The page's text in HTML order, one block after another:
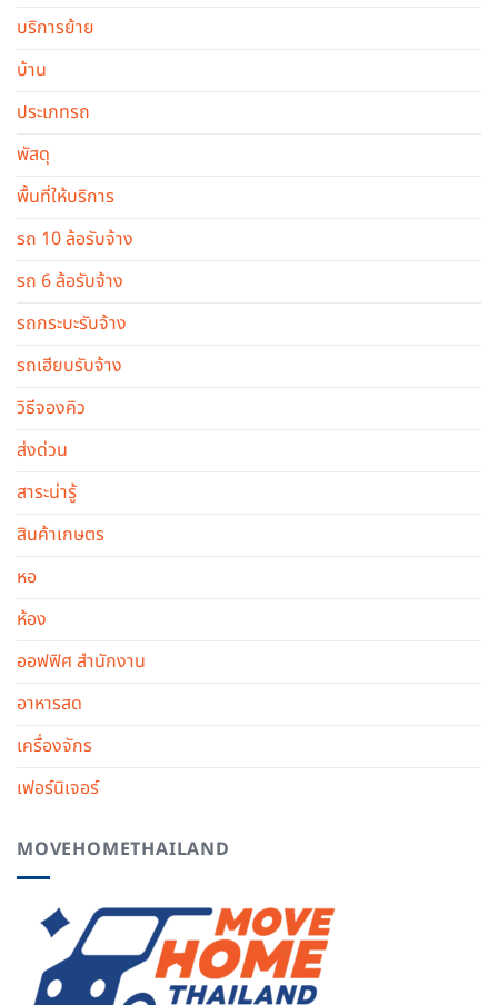
บริการย้าย
บ้าน
ประเภทรถ
พัสดุ
พื้นที่ให้บริการ
รถ 10 ล้อรับจ้าง
รถ 6 ล้อรับจ้าง
รถกระบะรับจ้าง
รถเฮียบรับจ้าง
วิธีจองคิว
ส่งด่วน
สาระน่ารู้
สินค้าเกษตร
หอ
ห้อง
ออฟฟิศ สำนักงาน
อาหารสด
เครื่องจักร
เฟอร์นิเจอร์
MOVEHOMETHAILAND